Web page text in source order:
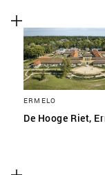
ERMELO
De Hooge Riet,